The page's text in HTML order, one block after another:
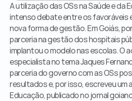
Serviços
Órgãos Públicos
Livraria
Mídia
Fale Conosco
A utilização das OSs na Saúde e da
intenso debate entre os favoráveis
nova forma de gestão. Em Goiás,
parceria na gestão dos hospitais
implantou o modelo nas escolas. O
especialista no tema Jaques
parceria do governo com as OSs
resultados e, por isso, escreveu um
Educação, publicado no jornal